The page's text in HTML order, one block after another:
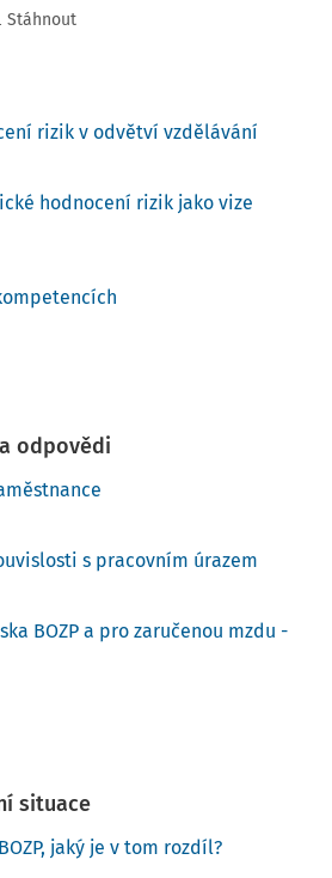
Stáhnout
rizik v odvětví vzdělávání
hodnocení rizik jako vize
odpovědi
s pracovním úrazem
BOZP a pro zaručenou mzdu -
situace
jaký je v tom rozdíl?